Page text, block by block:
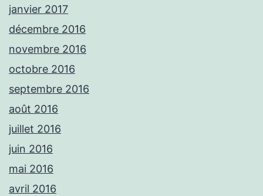
janvier 2017
décembre 2016
novembre 2016
octobre 2016
septembre 2016
août 2016
juillet 2016
juin 2016
mai 2016
avril 2016